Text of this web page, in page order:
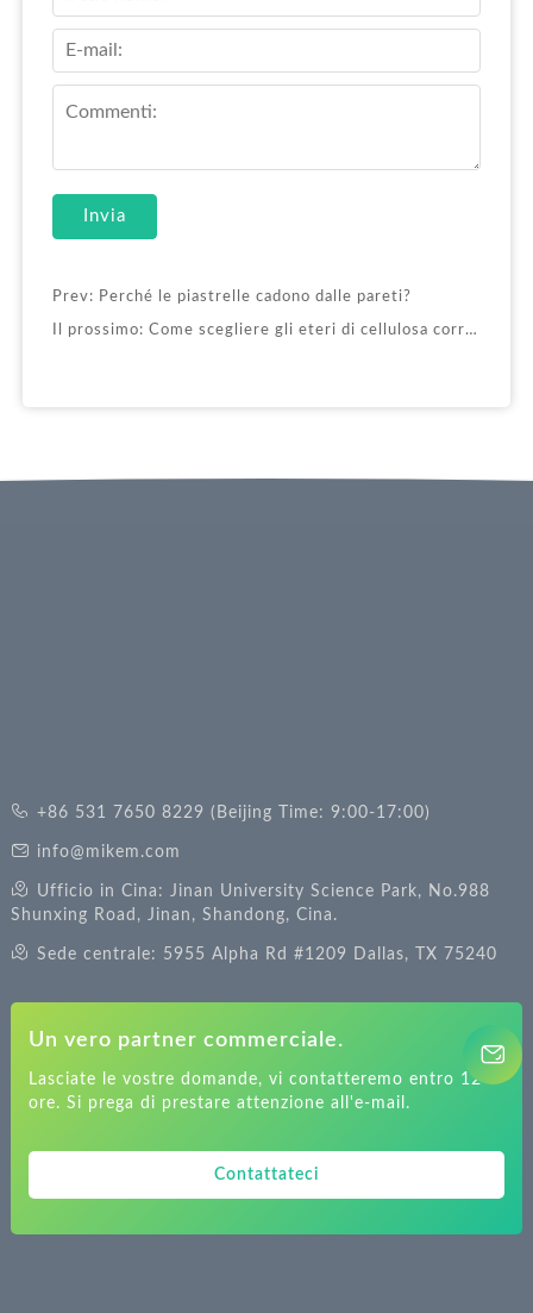
Invia
Prev: Perché le piastrelle cadono dalle pareti?
Il prossimo: Come scegliere gli eteri di cellulosa corretti per le polveri di mastice？
+86 531 7650 8229 (Beijing Time: 9:00-17:00)
info@mikem.com
Ufficio in Cina: Jinan University Science Park, No.988
Shunxing Road, Jinan, Shandong, Cina.
Sede centrale: 5955 Alpha Rd #1209 Dallas, TX 75240
Un vero partner commerciale.
Lasciate le vostre domande, vi contatteremo entro 12
ore. Si prega di prestare attenzione all'e-mail.
Contattateci